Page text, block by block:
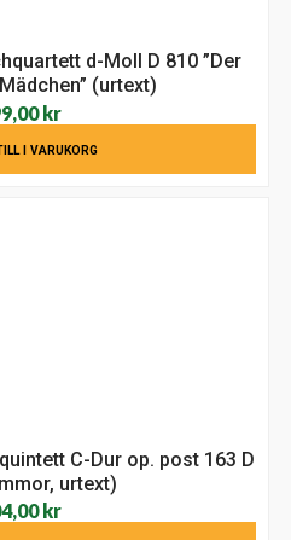
d-Moll D 810 ”Der
(urtext)
kr
I VARUKORG
C-Dur op. post 163 D
urtext)
kr